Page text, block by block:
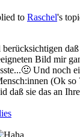
to Raschel's
Bild mir
Und noch
(Ok so
daß sie das an